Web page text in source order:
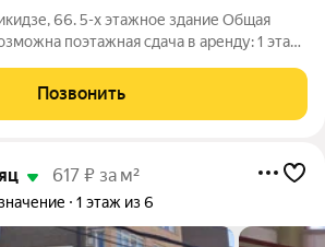
66. 5-х этажное здание Общая
поэтажная сдача в аренду: 1 этаж:
м2 - 1 830 300 руб. 4 этаж: 1835.5 м2 - 1
Позвонить
617 ₽ за м²
1 этаж из 6